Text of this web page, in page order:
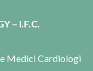
– I.F.C.
Medici Cardiologi